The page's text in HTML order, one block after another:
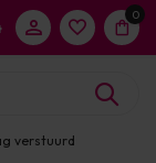
0
verstuurd